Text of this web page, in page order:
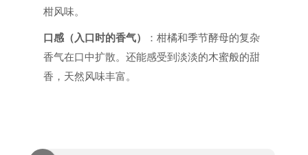
柑风味。
口感（入口时的香气）
：柑橘和季节酵母的复杂
香气在口中扩散。还能感受到淡淡的木蜜般的甜
香，天然风味丰富。